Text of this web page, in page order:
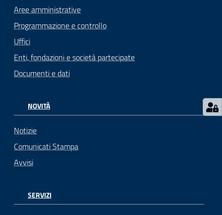
Aree amministrative
Programmazione e controllo
Uffici
Enti, fondazioni e società partecipate
Documenti e dati
NOVITÀ
Notizie
Comunicati Stampa
Avvisi
SERVIZI